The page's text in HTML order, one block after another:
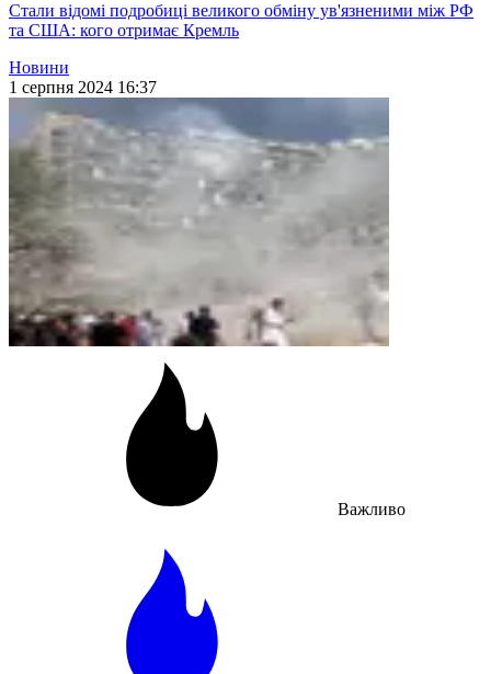
Стали відомі подробиці великого обміну ув'язненими між РФ
та США: кого отримає Кремль
Новини
1 серпня 2024 16:37
Важливо